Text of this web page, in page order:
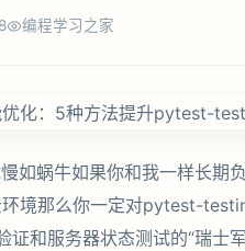
编程学习之家
义缓存 对于跨多个测试模块都需要访问的、且状态稳定的信息可以定义scope“session”的 fixture。例如获取所有主机的清单、解析一个全局的配置模板。pytest.fixture(scope“session”) def app_config(): # 解析一个复杂的 YAML 配置文件这个操作很耗时 with open(“deploy/config.yaml”) as f: config yaml.safe_load(f) return config # 所有测试模块中的测试函数都可以直接使用 app_config fixture它只被加载一次。注意提升 fixture 作用域时必须确保测试之间没有状态污染。如果测试 A 修改了主机的某个配置例如改了文件内容那么共享同一连接的测试 B 可能会看到被修改后的状态导致非预期的失败或通过。因此只对只读的、状态稳定的检查使用高级别作用域的 fixture。对于需要修改状态的测试要么隔离到独立的测试会话中要么在测试完成后主动清理状态。4. 方法二合并测试用例与使用参数化细粒度的测试有利于定位问题但过度的碎片化会带来巨大的执行开销。我们需要在“定位精度”和“执行效率”之间找到平衡。优化策略将一系列逻辑紧密关联、针对同一主机同一状态的检查合并到一个测试函数中。同时利用pytest.mark.parametrize来覆盖不同的测试输入如不同的主机名、不同的端口号而不是为每个输入写一个独立的测试函数。实操示例合并检查# 优化前三个独立测试三次连接三次检查 def test_nginx_package(host): assert host.package(“nginx”).is_installed def test_nginx_config(host): config_file host.file(“/etc/nginx/nginx.conf”) assert config_file.exists assert config_file.user “root” assert config_file.mode 0o644 def test_nginx_service(host): service host.service(“nginx”) assert service.is_enabled assert service.is_running # 优化后合并为一个“集成检查”测试函数 def test_nginx_integrated(host): # 包检查 nginx_pkg host.package(“nginx”) assert nginx_pkg.is_installed, “Nginx package is not installed” # 配置文件检查 config_file host.file(“/etc/nginx/nginx.conf”) assert config_file.exists, “Nginx config file is missing” assert config_file.user “root”, f“Config file owned by {config_file.user}, expected root” assert config_file.mode 0o644, f“Config file mode is {oct(config_file.mode)}, expected 0o644” # 服务检查 service host.service(“nginx”) assert service.is_enabled, “Nginx service is not enabled to start on boot” assert service.is_running, “Nginx service is not running”合并后一次连接就完成了所有相关检查。断言失败时通过自定义的错误信息也能快速定位是哪个环节出了问题。虽然它不如三个独立测试报告得那么精细但在大规模测试中这种权衡往往是值得的。实操示例参数化覆盖多主机import pytest # 假设我们要用同样的测试套件检查 web01, web02, web03 三台主机 HOSTS [“web01”, “web02”, “web03”] pytest.fixture(scope“module”, paramsHOSTS) def hostname(request): return request.param pytest.fixture(scope“module”) def host(hostname): # 这个 fixture 依赖 hostname会对每个参数主机创建一次模块级连接 return testinfra.get_host(f“ssh://{hostname}”, sudoTrue) # 这个测试函数会自动为 HOSTS 列表中的每个主机运行一次 def test_nginx_on_all_hosts(host): assert host.package(“nginx”).is_installed assert host.service(“nginx”).is_running通过params参数pytest会自动展开测试。这样你只需要维护一份测试逻辑代码就能覆盖所有目标主机。从测试报告看它仍然是三个独立的测试项但背后的 fixture 初始化逻辑是高效的模块级作用域。心得合并测试时要遵循“单一状态”原则。即这个合并后的测试函数应该只验证主机在某一个特定配置或角色下的状态。不要将验证“基础系统”和验证“上层应用”的检查胡乱合并在一起。清晰的逻辑分组即使在合并后也利于维护。5. 方法三选择高效后端与连接复用testinfra的后端决定了它如何与目标系统通信。不同的后端性能特征天差地别。后端性能对比与分析ssh后端最通用但性能最差。每个命令都意味着一次 SSH 连接除非使用连接池或 ControlMaster。适用于临时测试或主机数量不多的场景。docker后端如果测试目标是 Docker 容器此后端直接通过 Docker API 执行命令速度极快开销极小。ansible后端这是大规模基础设施测试的利器。testinfra通过 Ansible 在目标主机上执行模块。Ansible 本身具有强大的连接复用和优化能力如pipelining,fact_caching。它可以在一次 SSH 连接中执行多个模块并且能缓存收集到的“事实”Facts如 IP 地址、包列表等供多个测试复用。salt后端与 Ansible 类似通过 SaltStack 执行命令适合已有 Salt 管理环境。kubectl后端用于测试 Kubernetes Pod通过在 Pod 内执行命令实现。强烈推荐为大规模测试配置 Ansible 后端使用 Ansible 后端并正确配置其连接优化参数是提升性能最有效的方法之一。配置步骤安装依赖确保运行测试的机器上安装了ansible和testinfra[ansible]。创建 Ansible 清单创建一个inventory.yml文件列出所有待测主机。all: hosts: web01: ansible_host: 192.168.1.101 ansible_user: deploy web02: ansible_host: 192.168.1.102 ansible_user: deploy app01: ansible_host: 192.168.1.201 ansible_user: deploy配置ansible.cfg优化连接[defaults] # 启用管道化减少 SSH 连接次数 pipelining True # 启用事实缓存避免重复收集系统信息 fact_caching jsonfile fact_caching_connection /tmp/ansible_facts_cache fact_caching_timeout 86400 # 缓存一天 # 使用更快的 SSH 传输和控制策略 [ssh_connection] ssh_args -o ControlMasterauto -o ControlPersist60s -o ControlPath~/.ssh/ansible-%r%h:%p在测试中使用 Ansible 后端import testinfra # 通过 ansible 后端和清单文件获取主机对象 host testinfra.get_host(“ansible://web01?ansible_inventoryinventory.yml”)或者通过环境变量指定清单文件export TESTINFRA_INVENTORYinventory.yml然后在代码中直接使用host testinfra.get_host(“ansible://web01”)。连接复用技巧 即使使用 SSH 后端也可以通过配置 SSH 的ControlMaster和ControlPersist来实现连接复用。这需要在~/.ssh/config中为你的目标主机进行配置。testinfra本身不管理这个但底